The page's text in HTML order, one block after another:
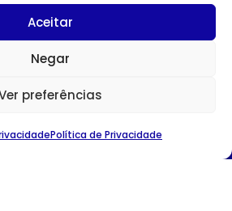
Aceitar
Negar
preferências
Política de Privacidade